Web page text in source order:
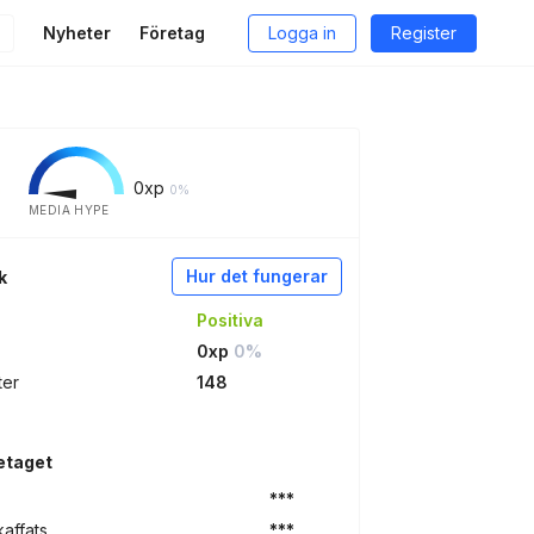
Nyheter Företag Logga in Register
0xp 0%
MEDIA HYPE
Hur det fungerar
Positiva
0xp 0%
148
***
***